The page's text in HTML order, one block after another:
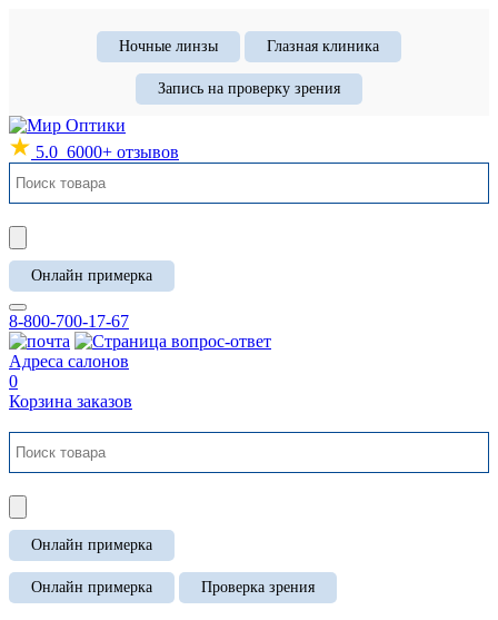
Ночные линзы Глазная клиника
Запись на проверку зрения
5.0 6000+ отзывов
Онлайн примерка
8-800-700-17-67
Адреса салонов
0
Корзина заказов
Онлайн примерка
Онлайн примерка Проверка зрения